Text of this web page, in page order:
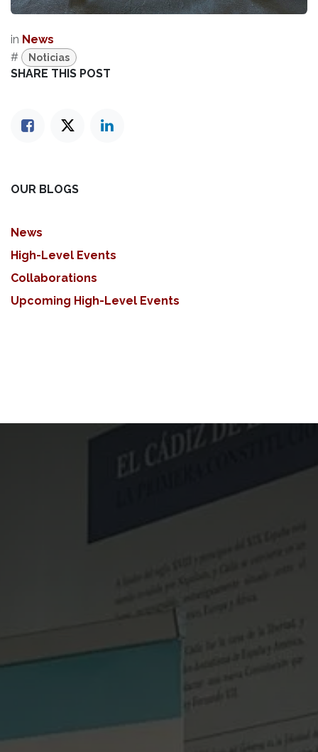
in News
#
Noticias
SHARE THIS POST
OUR BLOGS
News
High-Level Events
Collaborations
Upcoming High-Level Events